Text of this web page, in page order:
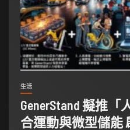
生活
GenerStand 擬推
合運動與微型儲能